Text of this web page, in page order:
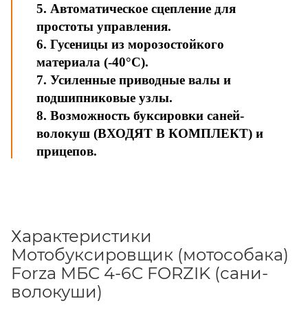
5. Автоматическое сцепление для
простоты управления.
6. Гусеницы из морозостойкого
материала (-40°C).
7. Усиленные приводные валы и
подшипниковые узлы.
8. Возможность буксировки саней-
волокуш (ВХОДЯТ В КОМПЛЕКТ) и
прицепов.
Характеристики
Мотобуксировщик (мотособака)
Forza МБС 4-6С FORZIK (сани-
волокуши)